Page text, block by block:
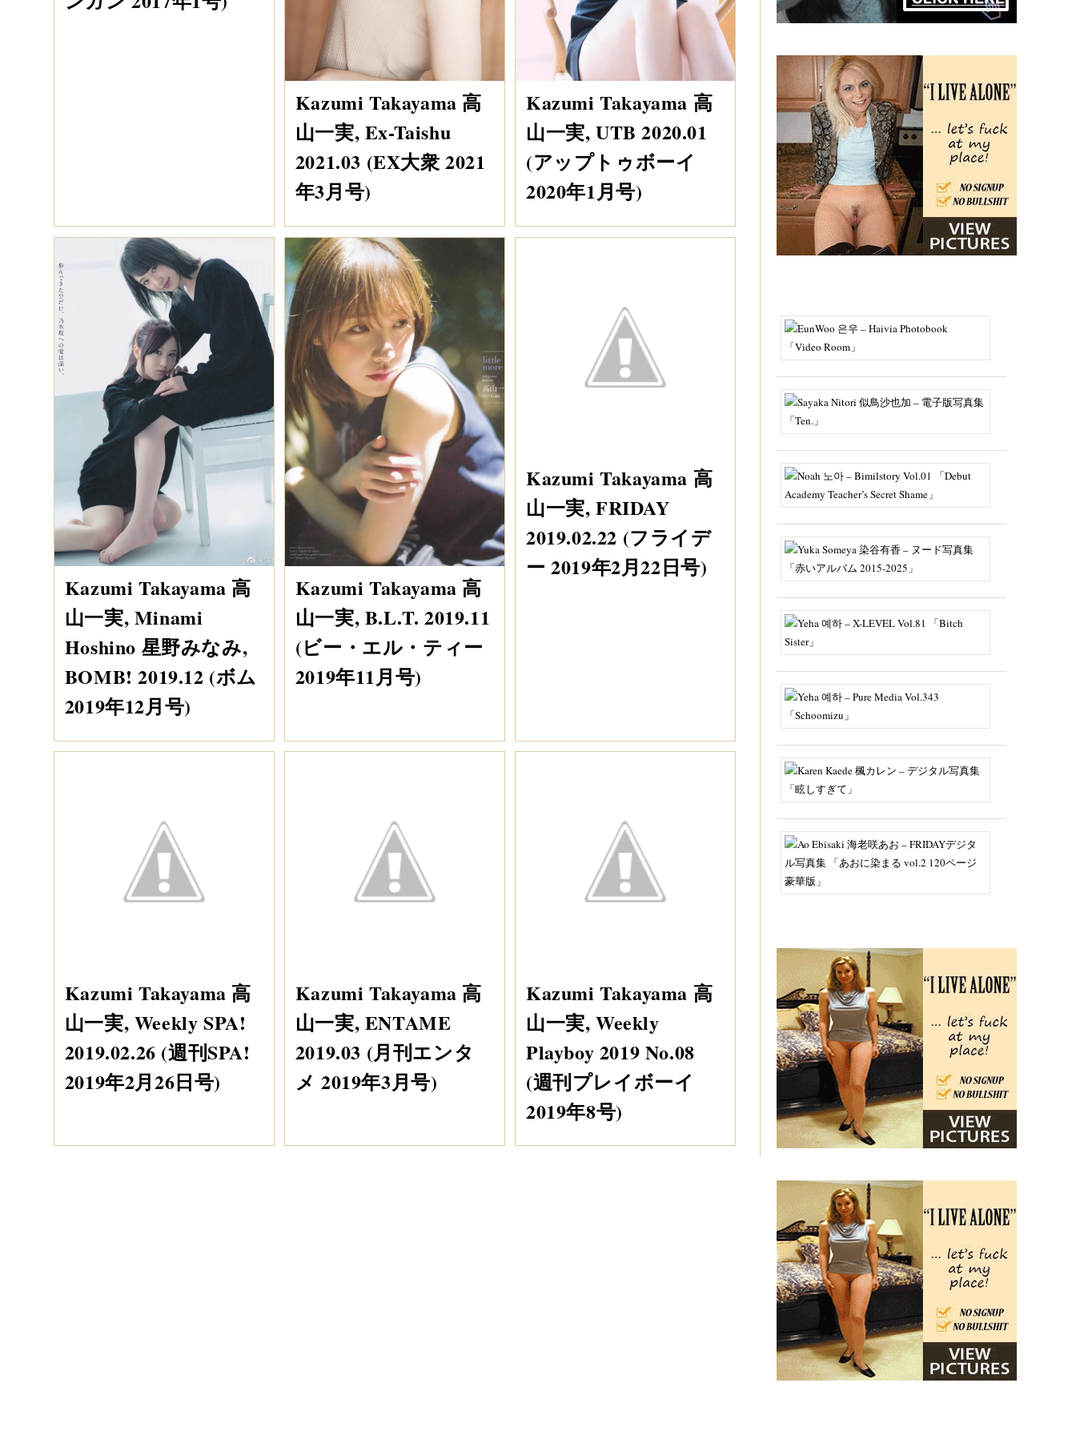
Kazumi Takayama 高
山一実, Ex-Taishu
2021.03 (EX大衆 2021
年3月号)
Kazumi Takayama 高
山一実, UTB 2020.01
(アップトゥボーイ
2020年1月号)
Kazumi Takayama 高
山一実, Minami
Hoshino 星野みなみ,
BOMB! 2019.12 (ボム
2019年12月号)
Kazumi Takayama 高
山一実, B.L.T. 2019.11
(ビー・エル・ティー
2019年11月号)
Kazumi Takayama 高
山一実, FRIDAY
2019.02.22 (フライデ
ー 2019年2月22日号)
Kazumi Takayama 高
山一実, Weekly SPA!
2019.02.26 (週刊SPA!
2019年2月26日号)
Kazumi Takayama 高
山一実, ENTAME
2019.03 (月刊エンタ
メ 2019年3月号)
Kazumi Takayama 高
山一実, Weekly
Playboy 2019 No.08
(週刊プレイボーイ
2019年8号)